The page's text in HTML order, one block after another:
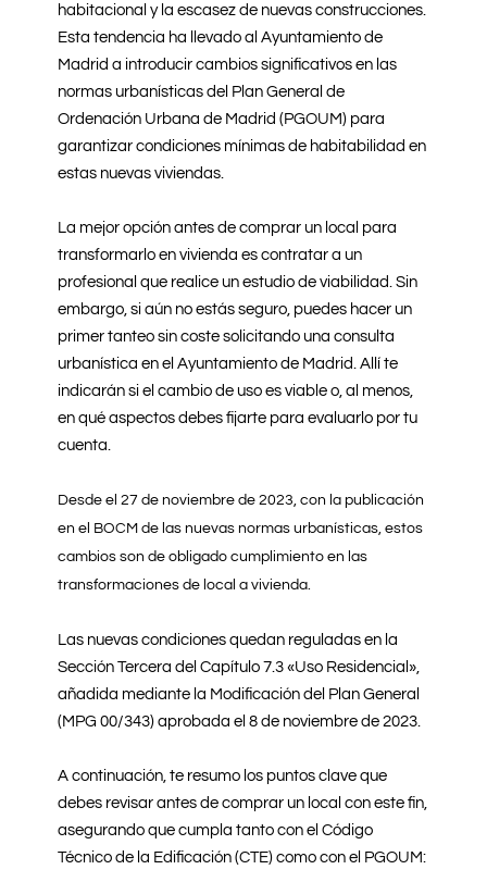
habitacional y la escasez de nuevas construcciones.
Esta tendencia ha llevado al Ayuntamiento de
Madrid a introducir cambios significativos en las
normas urbanísticas del Plan General de
Ordenación Urbana de Madrid (PGOUM) para
garantizar condiciones mínimas de habitabilidad en
estas nuevas viviendas.
La mejor opción antes de comprar un local para
transformarlo en vivienda es contratar a un
profesional que realice un estudio de viabilidad. Sin
embargo, si aún no estás seguro, puedes hacer un
primer tanteo sin coste solicitando una consulta
urbanística en el Ayuntamiento de Madrid. Allí te
indicarán si el cambio de uso es viable o, al menos,
en qué aspectos debes fijarte para evaluarlo por tu
cuenta.
Desde el 27 de noviembre de 2023, con la publicación
en el BOCM de las nuevas normas urbanísticas, estos
cambios son de obligado cumplimiento en las
transformaciones de local a vivienda.
Las nuevas condiciones quedan reguladas en la
Sección Tercera del Capítulo 7.3 «Uso Residencial»,
añadida mediante la Modificación del Plan General
(MPG 00/343) aprobada el 8 de noviembre de 2023.
A continuación, te resumo los puntos clave que
debes revisar antes de comprar un local con este fin,
asegurando que cumpla tanto con el Código
Técnico de la Edificación (CTE) como con el PGOUM: